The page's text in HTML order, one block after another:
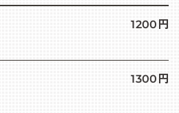
1200円
1300円